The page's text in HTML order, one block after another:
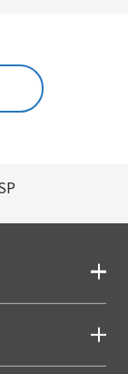
バンク・保
み